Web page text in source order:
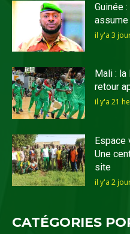
Guinée
il y'a 3
Mali :
retour
il y'a 21
Espace
Une
site
il y'a 2
CATÉGORIES